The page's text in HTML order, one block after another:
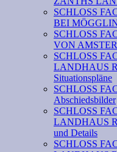
SCHLOSS
BEI
SCHLOSS
VON
SCHLOSS
LANDHAUS
Situationspläne
SCHLOSS
Abschiedsbilder
SCHLOSS
LANDHAUS
und Details
SCHLOSS